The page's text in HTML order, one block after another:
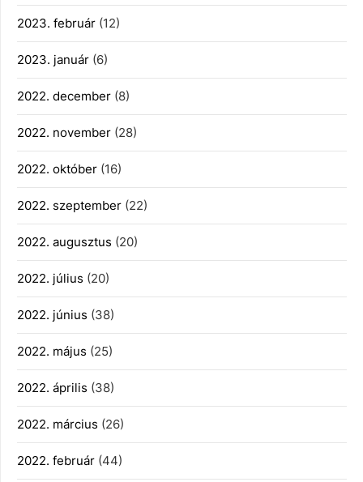
2023. február (12)
2023. január (6)
2022. december (8)
2022. november (28)
2022. október (16)
2022. szeptember (22)
2022. augusztus (20)
2022. július (20)
2022. június (38)
2022. május (25)
2022. április (38)
2022. március (26)
2022. február (44)